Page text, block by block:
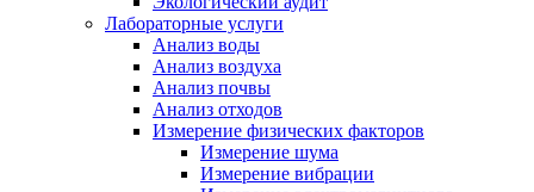
Лабораторные услуги
Анализ воды
Анализ воздуха
Анализ почвы
Анализ отходов
Измерение физических факторов
Измерение шума
Измерение вибрации